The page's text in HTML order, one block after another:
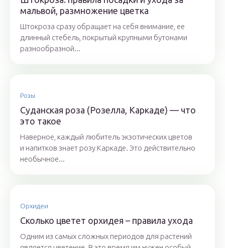
мальвой, размножение цветка
Штокроза сразу обращает на себя внимание, ее
длинный стебель, покрытый крупными бутонами
разнообразной...
Розы
Суданская роза (Розелла, Каркаде) — что
это такое
Наверное, каждый любитель экзотических цветов
и напитков знает розу Каркаде. Это действительно
необычное...
Орхидеи
Сколько цветет орхидея – правила ухода
Одним из самых сложных периодов для растений